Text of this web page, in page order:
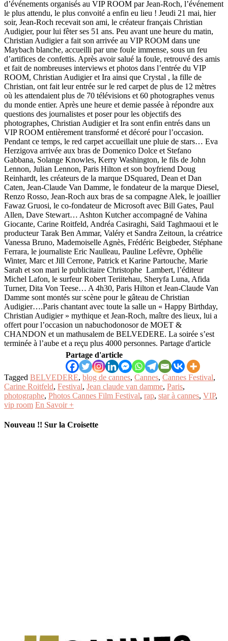
d’événements organisés au VIP ROOM par Jean-Roch, l’événement
le plus attendu, le plus convoité a enfin eu lieu ! Jeudi 21 mai, hier
soir, Jean-Roch recevait son ami, le créateur français Christian
Audigier, pour lui fêter ses 51 ans. Peu avant une heure du matin,
Christian Audigier a fait son arrivée au VIP ROOM dans une
Maybach blanche, accueilli par une foule immense, sous un feu
d’artifices de confettis. Après avoir salué la foule, retrouvé des amis
et fait de nombreuses interviews et photos dans l’entrée du VIP
ROOM, Christian Audigier et Ira ainsi que Crystal , la fille de
Christian, ont fait leur entrée sur le red carpet de plus de 12 mètres
où les attendaient plus de 70 télévisions et 60 photographes venus
du monde entier. Après une heure et demie passée à répondre aux
questions des journalistes et poser pour les objectifs des
photographes, Christian Audigier et Ira sont enfin entrés dans un
VIP ROOM entièrement transformé et décoré pour l’occasion.
Pendant ce temps, le red carpet accueillait une pluie de stars… Eva
Herzigova arrivée aux bras de Domenico Dolce et Stefano
Gabbana, Solange Knowles, Kerry Washington, le fils de John
Lennon, Julian Lennon, Paris Hilton et son boyfriend Doug
Reinhardt, les créateurs de la marque DSquared, Dean et Dan
Caten, Jean-Claude Van Damme, le fondateur de la marque Diesel,
Renzo Rosso, Jean-Roch aux bras de sa compagne Alek, le joaillier
Fawaz Gruosi, le co-fondateur de Microsoft avec Bill Gates, Paul
Allen, Dave Stewart… Ashton Kutcher accompagné de Vahina
Giocante, Carine Roitfeld, Andréa Casiraghi, Saïd Taghmaoui et le
producteur Tarak Ben Ammar, Valéry et Sandra Zeitoun, la créatrice
Vanessa Bruno, Mademoiselle Agnès, Frédéric Beigbeder, Stéphane
Ferrara, le journaliste Eric Naulleau, Pauline Lefèvre, Ophélie
Winter, Marc et Jill Cerrone, Patrick et Karine Partouche, Marie
Sarah et son mari le publicitaire Christophe Lambert, l’éditeur
Michel Lafon, le surfeur Robert Teriitehau, Sheryfa Luna, Afida
Turner, Dita Von Teese… A 4h30, Paris Hilton et Jean-Claude Van
Damme sont montés sur scène pour le gâteau de Christian
Audigier….Paris chantant avec toute la salle un « Happy Birthday,
Christian Audigier » mythique et Jean-Roch, maître des lieux, lui a
offert pour l’occasion un nabuchodonosor de MOET &
CHANDON et un mathusalem de BELVEDERE. La soirée s’est
terminée à l’aube et a reçu plus 4000 personnes. Partage d'article
Partage d'article
Tagged BELVEDERE, blog de cannes, Cannes, Cannes Festival,
Carine Roitfeld, Festival, Jean claude van damme, Paris,
photographe, Photos Cannes Film Festival, rap, star à cannes, VIP,
vip room En Savoir +
Nouveau !! Sur la Croisette